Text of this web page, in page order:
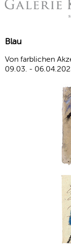
Blau
Von farblichen
09.03. -